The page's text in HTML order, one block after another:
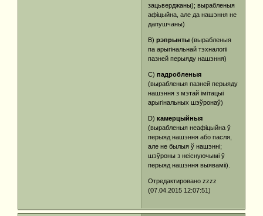
зацьверджаны); вырабленыя
афіцыйна, але да нашэння не
дапушчаны)
В)рэпрынты (вырабленыя
па арыгінальнай тэхналогіі
пазней перыяду нашэння)
С)падробленыя
(вырабленыя пазней перыяду
нашэння з мэтай імітацыі
арыгінальных шэўронаў)
D)камерцыйныя
(вырабленыя неафіцыйна ў
перыяд нашэння або пасля,
але не былыя ў нашэнні;
шэўроны з неіснуючымі ў
перыяд нашэння выяваміі).
Отредактировано zzzz
(07.04.2015 12:07:51)